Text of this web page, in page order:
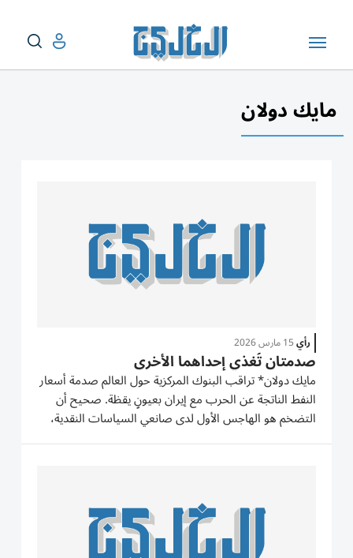
مايك دولان
رأي15 مارس 2026
صدمتان تُغذي إحداهما الأخرى
مايك دولان* تراقب البنوك المركزية حول العالم صدمة أسعار
النفط الناتجة عن الحرب مع إيران بعيونٍ يقظة. صحيح أن
التضخم هو الهاجس الأول لدى صانعي السياسات النقدية،
لكنه ليس الوحيد. فالسيناريو الأسوأ لدى بعض كبار